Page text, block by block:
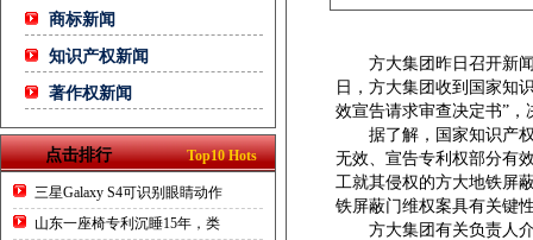
商标新闻
知识产权新闻
著作权新闻
点击排行 Top10 Hots
三星Galaxy S4可识别眼睛动作
山东一座椅专利沉睡15年，类
方大集团昨日召开新
日，方大集团收到国家知
效宣告请求审查决定书”
据了解，国家知识产权
无效、宣告专利权部分有
工就其侵权的方大地铁屏
铁屏蔽门维权案具有关键
方大集团有关负责人介